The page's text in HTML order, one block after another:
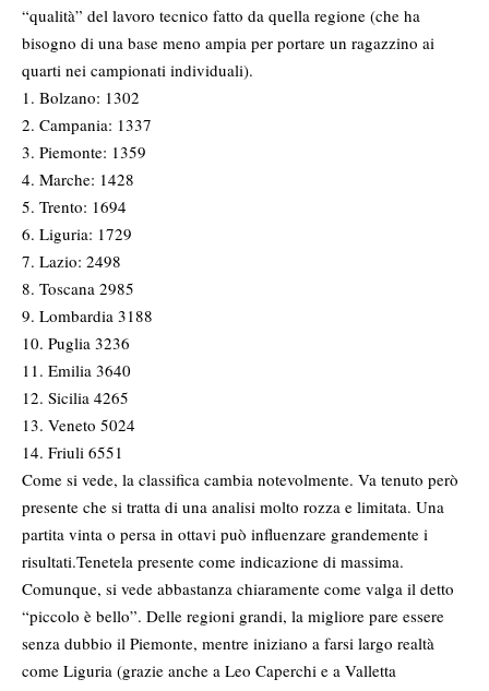
“qualità” del lavoro tecnico fatto da quella regione (che ha
bisogno di una base meno ampia per portare un ragazzino ai
quarti nei campionati individuali).
1. Bolzano: 1302
2. Campania: 1337
3. Piemonte: 1359
4. Marche: 1428
5. Trento: 1694
6. Liguria: 1729
7. Lazio: 2498
8. Toscana 2985
9. Lombardia 3188
10. Puglia 3236
11. Emilia 3640
12. Sicilia 4265
13. Veneto 5024
14. Friuli 6551
Come si vede, la classifica cambia notevolmente. Va tenuto però
presente che si tratta di una analisi molto rozza e limitata. Una
partita vinta o persa in ottavi può influenzare grandemente i
risultati.Tenetela presente come indicazione di massima.
Comunque, si vede abbastanza chiaramente come valga il detto
“piccolo è bello”. Delle regioni grandi, la migliore pare essere
senza dubbio il Piemonte, mentre iniziano a farsi largo realtà
come Liguria (grazie anche a Leo Caperchi e a Valletta